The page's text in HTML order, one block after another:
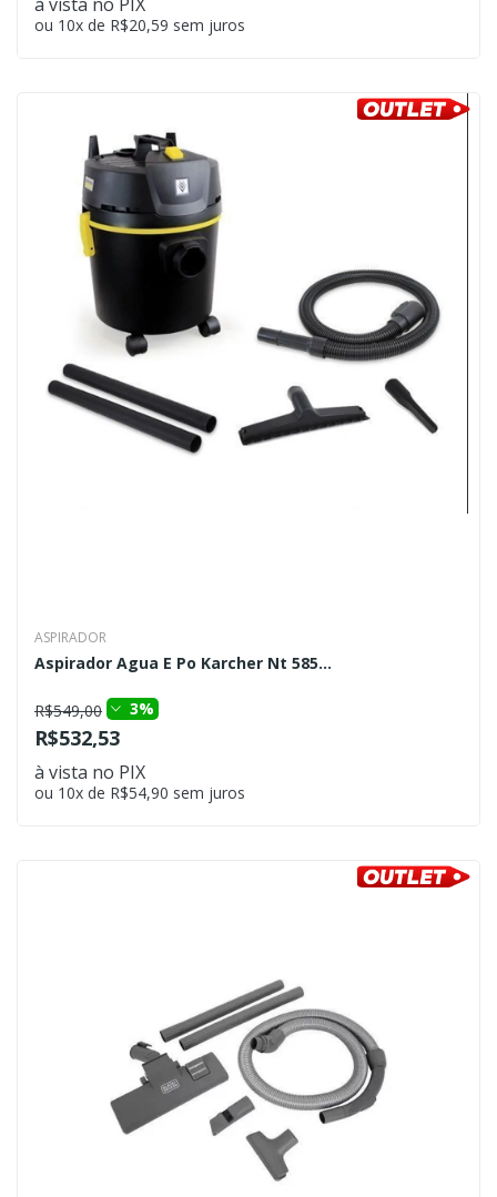
ou 10x de R$20,59 sem juros
ASPIRADOR
Aspirador Agua E Po Karcher Nt 585...
R$549,00 3%
R$532,53
à vista no PIX
ou 10x de R$54,90 sem juros